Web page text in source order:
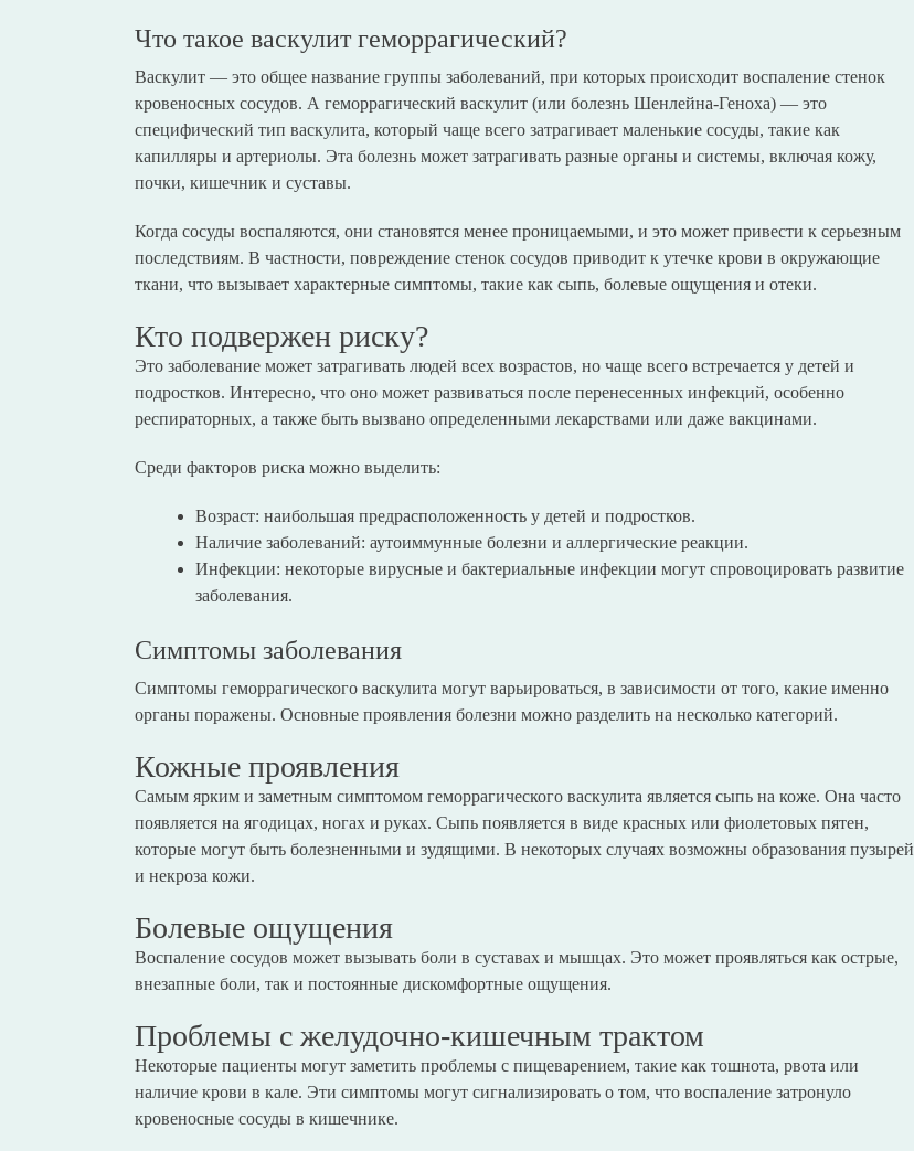
Что такое васкулит геморрагический?
Васкулит — это общее название группы заболеваний, при которых происходит воспаление стенок
кровеносных сосудов. А геморрагический васкулит (или болезнь Шенлейна-Геноха) — это
специфический тип васкулита, который чаще всего затрагивает маленькие сосуды, такие как
капилляры и артериолы. Эта болезнь может затрагивать разные органы и системы, включая кожу,
почки, кишечник и суставы.
Когда сосуды воспаляются, они становятся менее проницаемыми, и это может привести к серьезным
последствиям. В частности, повреждение стенок сосудов приводит к утечке крови в окружающие
ткани, что вызывает характерные симптомы, такие как сыпь, болевые ощущения и отеки.
Кто подвержен риску?
Это заболевание может затрагивать людей всех возрастов, но чаще всего встречается у детей и
подростков. Интересно, что оно может развиваться после перенесенных инфекций, особенно
респираторных, а также быть вызвано определенными лекарствами или даже вакцинами.
Среди факторов риска можно выделить:
Возраст: наибольшая предрасположенность у детей и подростков.
Наличие заболеваний: аутоиммунные болезни и аллергические реакции.
Инфекции: некоторые вирусные и бактериальные инфекции могут спровоцировать развитие
заболевания.
Симптомы заболевания
Симптомы геморрагического васкулита могут варьироваться, в зависимости от того, какие именно
органы поражены. Основные проявления болезни можно разделить на несколько категорий.
Кожные проявления
Самым ярким и заметным симптомом геморрагического васкулита является сыпь на коже. Она часто
появляется на ягодицах, ногах и руках. Сыпь появляется в виде красных или фиолетовых пятен,
которые могут быть болезненными и зудящими. В некоторых случаях возможны образования пузырей
и некроза кожи.
Болевые ощущения
Воспаление сосудов может вызывать боли в суставах и мышцах. Это может проявляться как острые,
внезапные боли, так и постоянные дискомфортные ощущения.
Проблемы с желудочно-кишечным трактом
Некоторые пациенты могут заметить проблемы с пищеварением, такие как тошнота, рвота или
наличие крови в кале. Эти симптомы могут сигнализировать о том, что воспаление затронуло
кровеносные сосуды в кишечнике.